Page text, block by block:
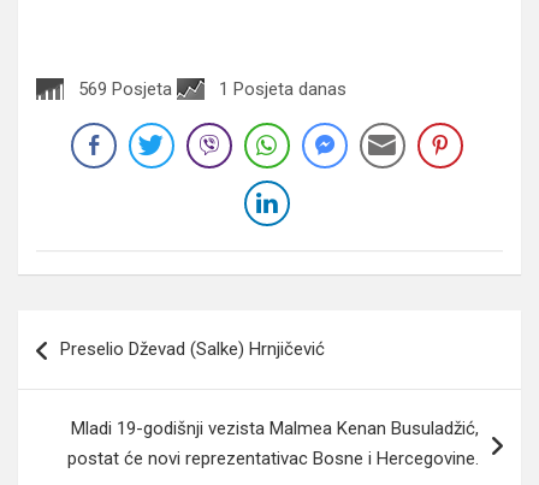
569 Posjeta 1 Posjeta danas
članaka
Preselio Dževad (Salke) Hrnjičević
Mladi 19-godišnji vezista Malmea Kenan Busuladžić,
postat će novi reprezentativac Bosne i Hercegovine.